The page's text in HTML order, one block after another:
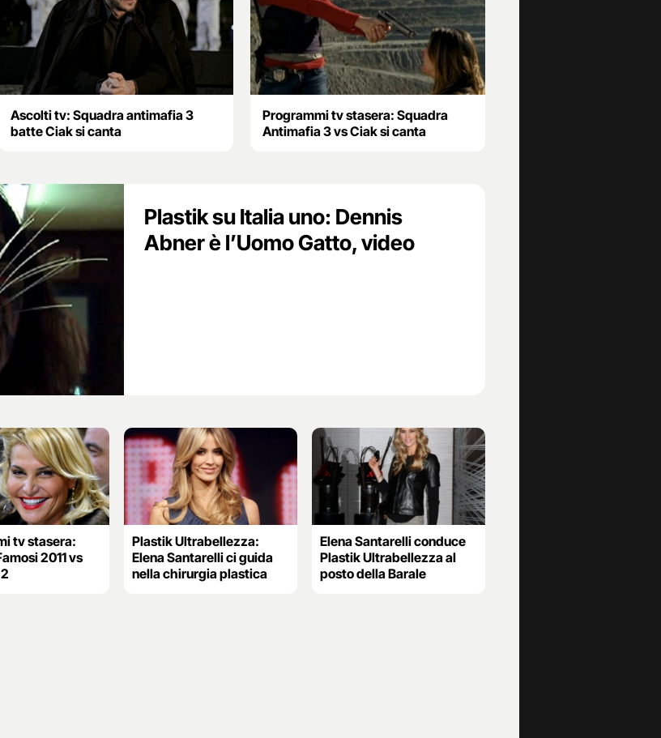
Ascolti tv: Squadra antimafia 3
batte Ciak si canta
Programmi tv stasera: Squadra
Antimafia 3 vs Ciak si canta
Plastik su Italia uno: Dennis
Abner è l’Uomo Gatto, video
tv stasera:
2011 vs
Plastik Ultrabellezza:
Elena Santarelli ci guida
nella chirurgia plastica
Elena Santarelli conduce
Plastik Ultrabellezza al
posto della Barale